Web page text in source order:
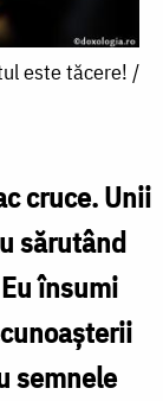
este tăcere! /
cruce. Unii
sărutând
însumi
semnele